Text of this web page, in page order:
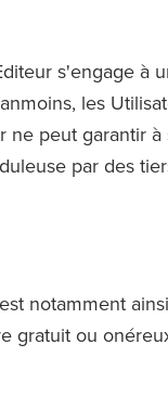
s'engage à
les
ne peut garantir à
par des
notamment
gratuit ou